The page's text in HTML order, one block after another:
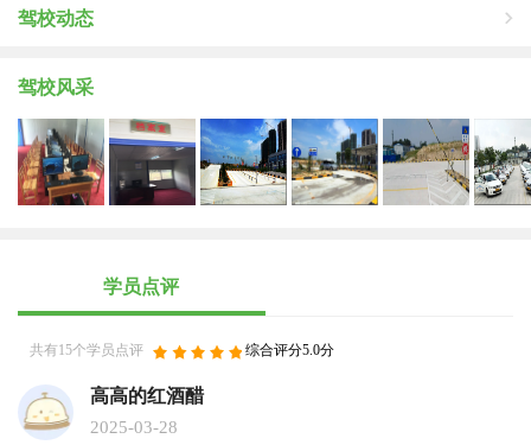
驾校动态
驾校风采
学员点评
共有15个学员点评 综合评分5.0分
高高的红酒醋
2025-03-28